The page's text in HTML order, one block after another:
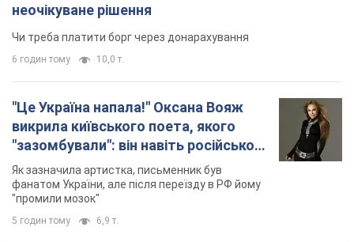
неочікуване рішення
Чи треба платити борг через донарахування
6 годин тому 10,0 т.
"Це Україна напала!" Оксана Вояж
викрила київського поета, якого
"зазомбували": він навіть російської
не знав, а тепер хоче геноциду
українців
Як зазначила артистка, письменник був
фанатом України, але після переїзду в РФ йому
"промили мозок"
5 годин тому 6,9 т.